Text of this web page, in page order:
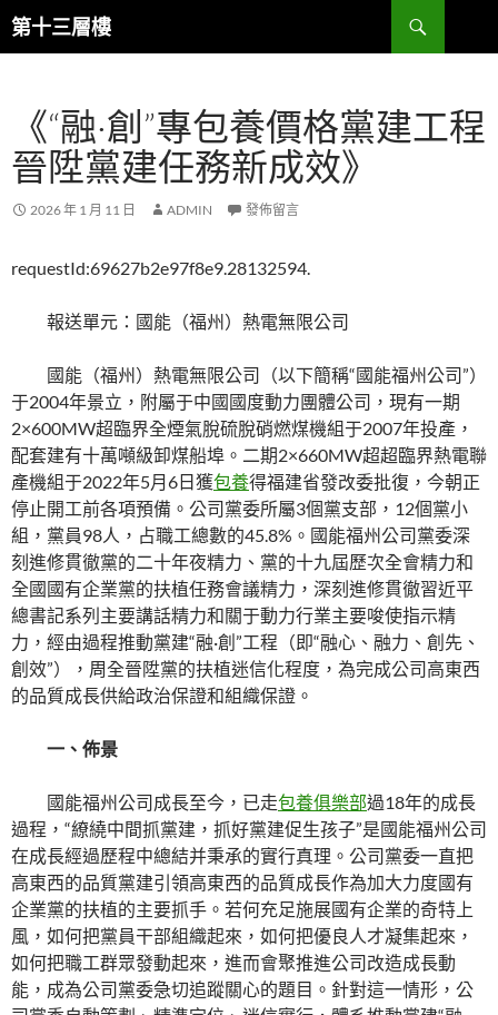
跳
至第十三層樓
搜
尋
《“融·創”專包養價格黨建工程
晉陞黨建任務新成效》
2026 年 1 月 11 日 ADMIN 發佈留言
requestId:69627b2e97f8e9.28132594.
報送單元：國能（福州）熱電無限公司
國能（福州）熱電無限公司（以下簡稱“國能福州公司”）
于2004年景立，附屬于中國國度動力團體公司，現有一期
2×600MW超臨界全煙氣脫硫脫硝燃煤機組于2007年投產，
配套建有十萬噸級卸煤船埠。二期2×660MW超超臨界熱電聯
產機組于2022年5月6日獲包養得福建省發改委批復，今朝正
停止開工前各項預備。公司黨委所屬3個黨支部，12個黨小
組，黨員98人，占職工總數的45.8%。國能福州公司黨委深
刻進修貫徹黨的二十年夜精力、黨的十九屆歷次全會精力和
全國國有企業黨的扶植任務會議精力，深刻進修貫徹習近平
總書記系列主要講話精力和關于動力行業主要唆使指示精
力，經由過程推動黨建“融·創”工程（即“融心、融力、創先、
創效”），周全晉陞黨的扶植迷信化程度，為完成公司高東西
的品質成長供給政治保證和組織保證。
一、佈景
國能福州公司成長至今，已走包養俱樂部過18年的成長
過程，“繚繞中間抓黨建，抓好黨建促生孩子”是國能福州公司
在成長經過歷程中總結并秉承的實行真理。公司黨委一直把
高東西的品質黨建引領高東西的品質成長作為加大力度國有
企業黨的扶植的主要抓手。若何充足施展國有企業的奇特上
風，如何把黨員干部組織起來，如何把優良人才凝集起來，
如何把職工群眾發動起來，進而會聚推進公司改造成長動
能，成為公司黨委急切追蹤關心的題目。針對這一情形，公